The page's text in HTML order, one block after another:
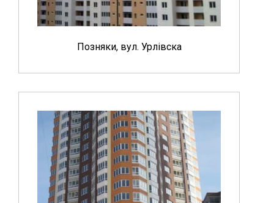
Позняки, вул. Урлівска